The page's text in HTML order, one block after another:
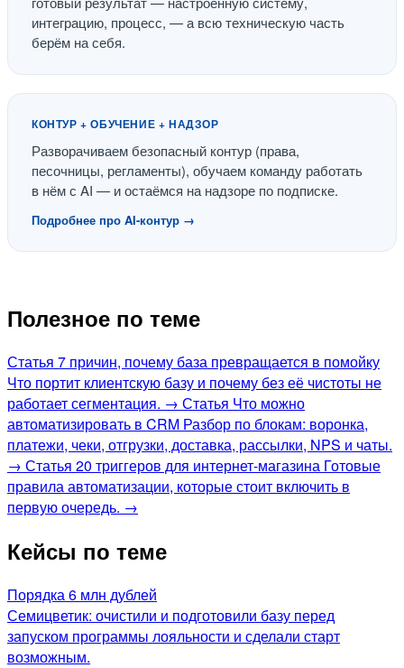
интеграцию, процесс, — а всю техническую часть
берём на себя.
КОНТУР + ОБУЧЕНИЕ + НАДЗОР
Разворачиваем безопасный контур (права,
песочницы, регламенты), обучаем команду работать
в нём с AI — и остаёмся на надзоре по подписке.
Подробнее про AI-контур →
Полезное по теме
Статья 7 причин, почему база превращается в помойку
Что портит клиентскую базу и почему без её чистоты не
работает сегментация. → Статья Что можно
автоматизировать в CRM Разбор по блокам: воронка,
платежи, чеки, отгрузки, доставка, рассылки, NPS и чаты.
→ Статья 20 триггеров для интернет-магазина Готовые
правила автоматизации, которые стоит включить в
первую очередь. →
Кейсы по теме
Порядка 6 млн дублей
Семицветик: очистили и подготовили базу перед
запуском программы лояльности и сделали старт
возможным.